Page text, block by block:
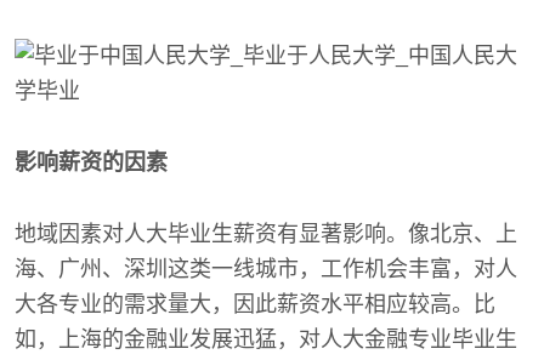
影响薪资的因素
地域因素对人大毕业生薪资有显著影响。像北京、上
海、广州、深圳这类一线城市，工作机会丰富，对人
大各专业的需求量大，因此薪资水平相应较高。比
如，上海的金融业发展迅猛，对人大金融专业毕业生